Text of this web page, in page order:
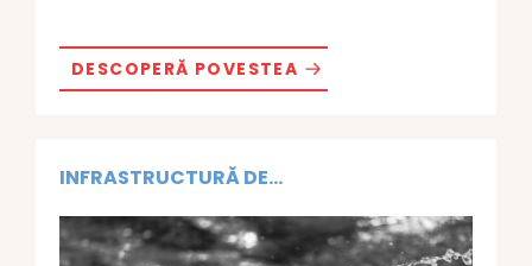
DESCOPERĂ POVESTEA
INFRASTRUCTURĂ DE...